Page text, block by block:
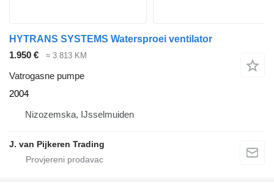
HYTRANS SYSTEMS Watersproei ventilator
1.950 €
≈ 3.813 KM
Vatrogasne pumpe
2004
Nizozemska, IJsselmuiden
J. van Pijkeren Trading